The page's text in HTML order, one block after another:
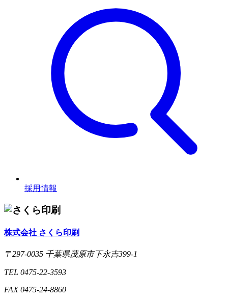
採用情報
株式会社 さくら印刷
〒297-0035 千葉県茂原市下永吉399-1
TEL 0475-22-3593
FAX 0475-24-8860